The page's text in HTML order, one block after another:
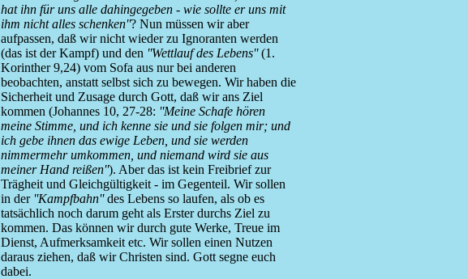
hat ihn für uns alle dahingegeben - wie sollte er uns mit
ihm nicht alles schenken''? Nun müssen wir aber
aufpassen, daß wir nicht wieder zu Ignoranten werden
(das ist der Kampf) und den ''Wettlauf des Lebens''(1.
Korinther 9,24) vom Sofa aus nur bei anderen
beobachten, anstatt selbst sich zu bewegen. Wir haben die
Sicherheit und Zusage durch Gott, daß wir ans Ziel
kommen (Johannes 10, 27-28: ''Meine Schafe hören
meine Stimme, und ich kenne sie und sie folgen mir; und
ich gebe ihnen das ewige Leben, und sie werden
nimmermehr umkommen, und niemand wird sie aus
meiner Hand reißen''). Aber das ist kein Freibrief zur
Trägheit und Gleichgültigkeit - im Gegenteil. Wir sollen
in der ''Kampfbahn''des Lebens so laufen, als ob es
tatsächlich noch darum geht als Erster durchs Ziel zu
kommen. Das können wir durch gute Werke, Treue im
Dienst, Aufmerksamkeit etc. Wir sollen einen Nutzen
daraus ziehen, daß wir Christen sind. Gott segne euch
dabei.